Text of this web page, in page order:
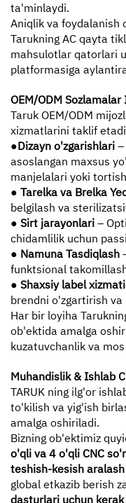
ta'minlaydi.
Aniqlik va foydalanish
Tarukning AC qayta
mahsulotlar qatorlari
platformasiga
OEM/ODM
Taruk OEM/ODM
xizmatlarini taklif
●Dizayn o'zgarishlari
asoslangan maxsus
manjelalari yoki
● Tarelka va Brelka
belgilash va
● Sirt jarayonlari –
chidamlilik uchun
● Namuna Tasdiqlash
funktsional
● Shaxsiy label xizmati
brendni o'zgartirish
Har bir loyiha
ob'ektida amalga
kuzatuvchanlik va
Muhandislik & Ishlab
TARUK ning ilg'or
to'kilish va yig'ish
amalga oshiriladi.
Bizning ob'ektimiz
o'qli va 4 o'qli CNC
teshish-kesish
global etkazib berish
dasturlari uchun